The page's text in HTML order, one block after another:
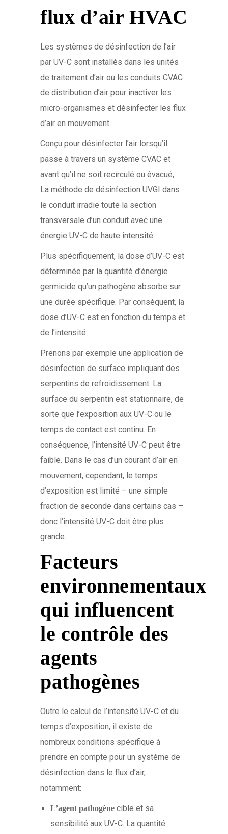
flux d’air HVAC
Les systèmes de désinfection de l’air
par UV-C sont installés dans les unités
de traitement d’air ou les conduits CVAC
de distribution d’air pour inactiver les
micro-organismes et désinfecter les flux
d’air en mouvement.
Conçu pour désinfecter l’air lorsqu’il
passe à travers un système CVAC et
avant qu’il ne soit recirculé ou évacué,
La méthode de désinfection UVGI dans
le conduit irradie toute la section
transversale d’un conduit avec une
énergie UV-C de haute intensité.
Plus spécifiquement, la dose d’UV-C est
déterminée par la quantité d’énergie
germicide qu’un pathogène absorbe sur
une durée spécifique. Par conséquent, la
dose d’UV-C est en fonction du temps et
de l’intensité.
Prenons par exemple une application de
désinfection de surface impliquant des
serpentins de refroidissement. La
surface du serpentin est stationnaire, de
sorte que l’exposition aux UV-C ou le
temps de contact est continu. En
conséquence, l’intensité UV-C peut être
faible. Dans le cas d’un courant d’air en
mouvement, cependant, le temps
d’exposition est limité – une simple
fraction de seconde dans certains cas –
donc l’intensité UV-C doit être plus
grande.
Facteurs
environnementaux
qui influencent
le contrôle des
agents
pathogènes
Outre le calcul de l’intensité UV-C et du
temps d’exposition, il existe de
nombreux conditions spécifique à
prendre en compte pour un système de
désinfection dans le flux d’air,
notamment:
L’agent pathogène cible et sa
sensibilité aux UV-C. La quantité